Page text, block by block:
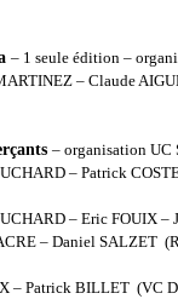
– 1 seule édition –
– Claude
– organisation UC
– Patrick
– Eric FOUIX –
– Daniel SALZET
– Patrick BILLET (VC